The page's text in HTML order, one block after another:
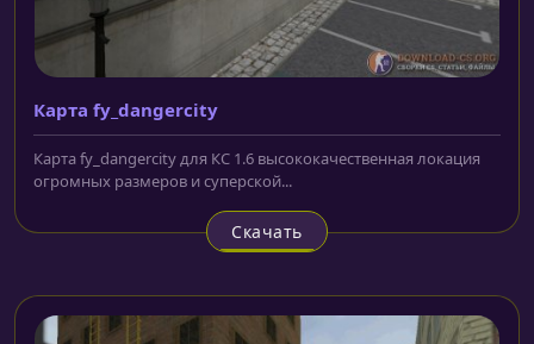
Карта fy_dangercity
Карта fy_dangercity для КС 1.6 высококачественная локация
огромных размеров и суперской...
Скачать